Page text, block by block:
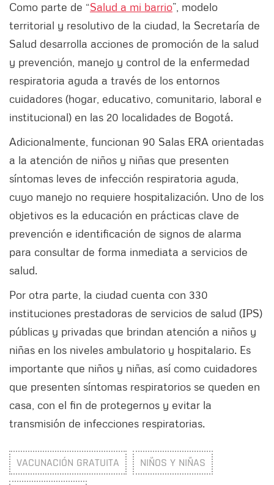
Como parte de “Salud a mi barrio”, modelo
territorial y resolutivo de la ciudad, la Secretaría de
Salud desarrolla acciones de promoción de la salud
y prevención, manejo y control de la enfermedad
respiratoria aguda a través de los entornos
cuidadores (hogar, educativo, comunitario, laboral e
institucional) en las 20 localidades de Bogotá.
Adicionalmente, funcionan 90 Salas ERA orientadas
a la atención de niños y niñas que presenten
síntomas leves de infección respiratoria aguda,
cuyo manejo no requiere hospitalización. Uno de los
objetivos es la educación en prácticas clave de
prevención e identificación de signos de alarma
para consultar de forma inmediata a servicios de
salud.
Por otra parte, la ciudad cuenta con 330
instituciones prestadoras de servicios de salud (IPS)
públicas y privadas que brindan atención a niños y
niñas en los niveles ambulatorio y hospitalario. Es
importante que niños y niñas, así como cuidadores
que presenten síntomas respiratorios se queden en
casa, con el fin de protegernos y evitar la
transmisión de infecciones respiratorias.
VACUNACIÓN GRATUITA NIÑOS Y NIÑAS